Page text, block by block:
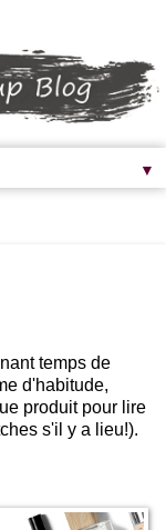
▼
temps de
d'habitude,
produit pour lire
s'il y a lieu!).